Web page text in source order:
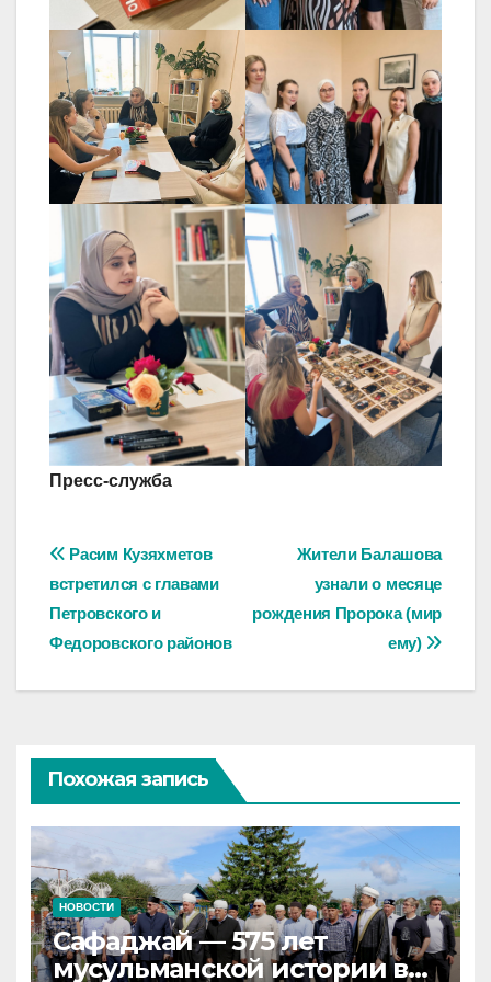
Пресс-служба
Навигация
по
записям
Жители Балашова
узнали о месяце
рождения Пророка (мир
ему)
Расим Кузяхметов
встретился с главами
Петровского и
Федоровского районов
Похожая запись
НОВОСТИ
Сафаджай — 575 лет
мусульманской истории в